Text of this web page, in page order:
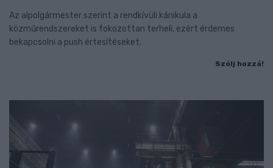
Az alpolgármester szerint a rendkívüli kánikula a
közműrendszereket is fokozottan terheli, ezért érdemes
bekapcsolni a push értesítéseket.
Szólj hozzá!